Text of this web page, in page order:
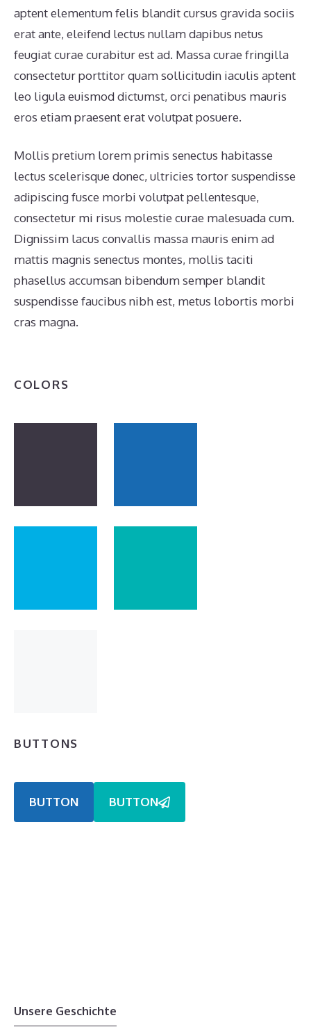
aptent elementum felis blandit cursus gravida sociis
erat ante, eleifend lectus nullam dapibus netus
feugiat curae curabitur est ad. Massa curae fringilla
consectetur porttitor quam sollicitudin iaculis aptent
leo ligula euismod dictumst, orci penatibus mauris
eros etiam praesent erat volutpat posuere.
Mollis pretium lorem primis senectus habitasse
lectus scelerisque donec, ultricies tortor suspendisse
adipiscing fusce morbi volutpat pellentesque,
consectetur mi risus molestie curae malesuada cum.
Dignissim lacus convallis massa mauris enim ad
mattis magnis senectus montes, mollis taciti
phasellus accumsan bibendum semper blandit
suspendisse faucibus nibh est, metus lobortis morbi
cras magna.
COLORS
BUTTONS
BUTTON BUTTON
Unsere Geschichte